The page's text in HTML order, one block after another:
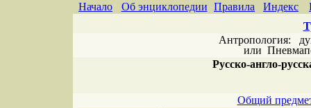
Начало Об энциклопедии Правила Индекс
Антропология:
или
Русско-англо-
Общий